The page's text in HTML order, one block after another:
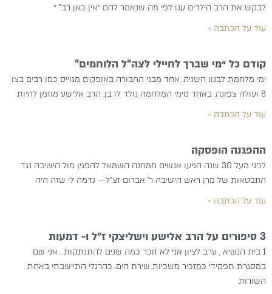
לבקש את הרב הילדים ענו לפי מה שנאמר להם “אין כאן רב” *
עוד על הכתבה »
קודם כל “מי שברך לחיילי לצה”ל הלוחמים”
ימי מלחמת לבנון השניה. אחד מבני החבורה באופקים מגוייס כמו רבים בצו
8 ועולה צפונה. באחד מימי המלחמה נולד לו בן. הרב אלישע מוזמן להיות
עוד על הכתבה »
ההפגנה הופסקה
לפני מעל 30 שנה הגיעו אנשים ממחנה השמאל להפגין מול הישיבה נגד
התבטאות של מרן ראש הישיבה ר’ אברום זצ”ל – נדמה לי שזה היה
עוד על הכתבה »
3 סיפורים על הרב אלישע וישליצקי ז״ל ו- דמעות
1 בית הנשיא , ערב לציון אני לא זוכר כמה שנים להתנתקות . אני שם
במסגרת תפקידי כמזכיר משכיות שירת הים. כהרגלי התיישבתי באחת
השורות